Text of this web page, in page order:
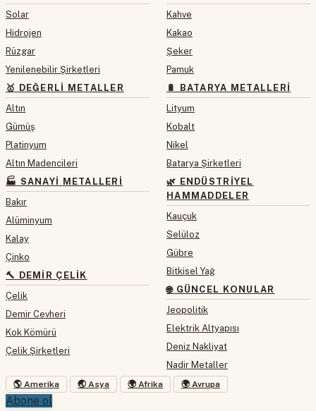
Solar
Hidrojen
Rüzgar
Yenilenebilir Şirketleri
🥇 DEĞERLI METALLER
Altın
Gümüş
Platinyum
Altın Madencileri
🏭 SANAYI METALLERI
Bakır
Alüminyum
Kalay
Çinko
🔨 DEMIR ÇELIK
Çelik
Demir Cevheri
Kok Kömürü
Çelik Şirketleri
Kahve
Kakao
Şeker
Pamuk
🔋 BATARYA METALLERI
Lityum
Kobalt
Nikel
Batarya Şirketleri
🌿 ENDÜSTRIYEL
HAMMADDELER
Kauçuk
Selüloz
Gübre
Bitkisel Yağ
🌐 GÜNCEL KONULAR
Jeopolitik
Elektrik Altyapısı
Deniz Nakliyat
Nadir Metaller
🌎 Amerika 🌏 Asya 🌍 Afrika 🌍 Avrupa
Abone ol